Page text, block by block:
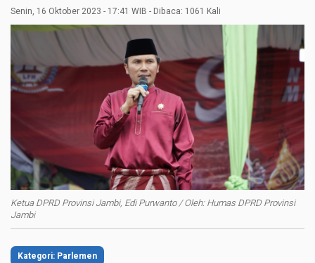
Senin, 16 Oktober 2023 - 17:41 WIB - Dibaca: 1061 Kali
Ketua DPRD Provinsi Jambi, Edi Purwanto / Oleh: Humas DPRD Provinsi
Jambi
Kategori: Parlemen